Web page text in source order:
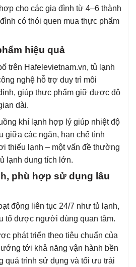
cho các gia đình từ 4–6 thành
có thói quen mua thực phẩm
hiệu quả
trên Hafelevietnam.vn, tủ lạnh
nghệ hỗ trợ duy trì môi
giúp thực phẩm giữ được độ
dài.
khí lạnh hợp lý giúp nhiệt độ
giữa các ngăn, hạn chế tình
thiếu lạnh – một vấn đề thường
lạnh dung tích lớn.
phù hợp sử dụng lâu
động liên tục 24/7 như tủ lạnh,
tố được người dùng quan tâm.
phát triển theo tiêu chuẩn của
tới khả năng vận hành bền
quá trình sử dụng và tối ưu trải